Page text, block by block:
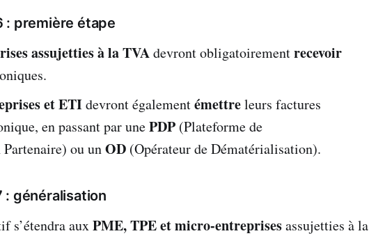
: première étape
assujetties à la TVAdevront obligatoirementrecevoir
et ETIdevront égalementémettreleurs factures
en passant par unePDP (Plateforme de
ou unOD (Opérateur de Dématérialisation).
: généralisation
s’étendra auxPME, TPE et micro-entreprisesassujetties à la